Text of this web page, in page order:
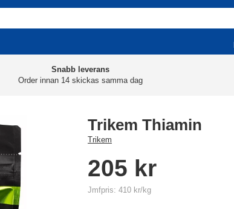
Snabb leverans
Order innan 14 skickas samma dag
Trikem Thiamin
Trikem
205 kr
Jmfpris: 410 kr/kg